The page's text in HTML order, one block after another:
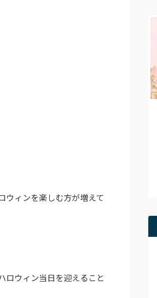
ウィンを楽しむ方が増えて
ロウィン当日を迎えること